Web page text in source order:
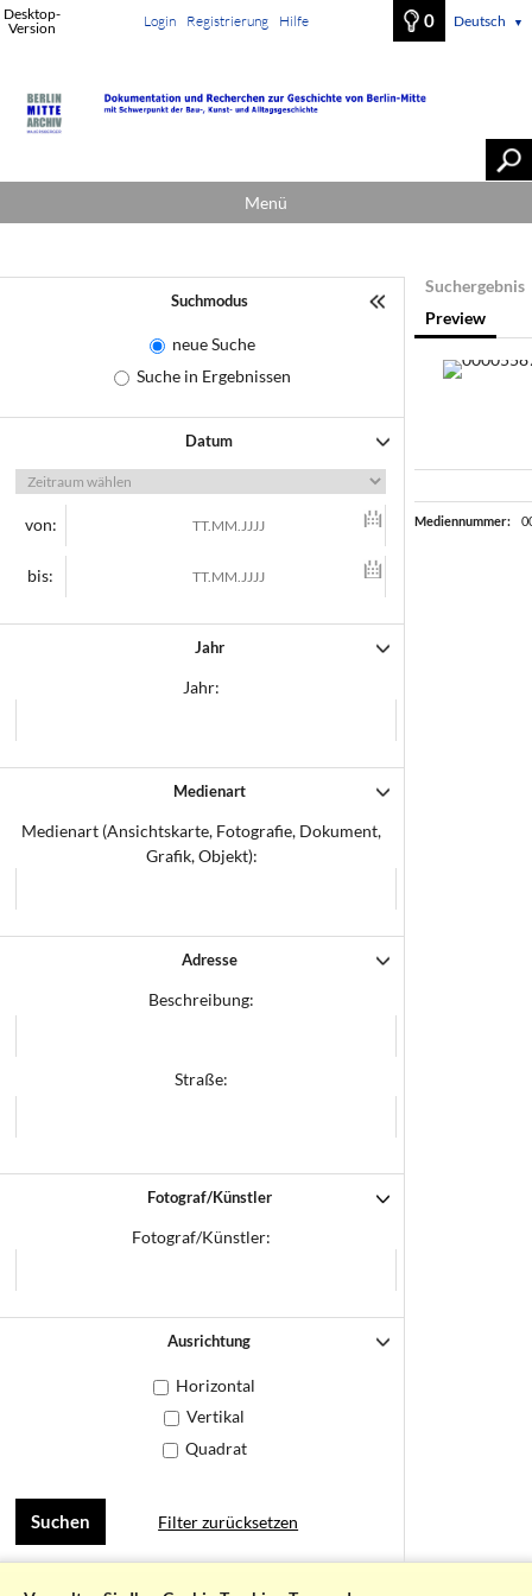
Desktop-
Version
Login Registrierung Hilfe 0 Deutsch ▼
Menü
Suchmodus
neue Suche
Suche in Ergebnissen
Datum
von:
bis:
Jahr
Jahr:
Medienart
Medienart (Ansichtskarte, Fotografie, Dokument,
Grafik, Objekt):
Adresse
Beschreibung:
Straße:
Fotograf/Künstler
Fotograf/Künstler:
Ausrichtung
Horizontal
Vertikal
Quadrat
Filter zurücksetzen
Suchergebnis
Preview
Mediennummer: